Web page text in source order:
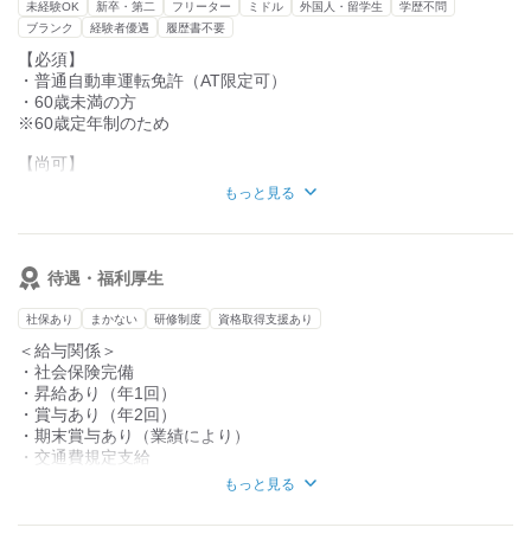
「面接希望です！」とお伝えください♪
※採用担当の都合により別日に
調整させていただく場合がございます！
【応募者全員と面接いたします！！】
＼年齢・経験不問／
倉庫作業のお仕事を、本当にイチからお伝えします。
分からないことがあったら
なんでも質問してくださいね♪
未経験OK 新卒・第二 フリーター ミドル 外国人・留学生
学歴不問
ブランク
経験者優遇 履歴書不要
【必須】
・普通自動車運転免許（AT限定可）
・60歳未満の方
※60歳定年制のため
【尚可】
・倉庫・物流業務経験がある方もっと見る
待遇・福利厚生
社保あり まかない 研修制度 資格取得支援あり
＜給与関係＞
・社会保険完備
・昇給あり（年1回）
・賞与あり（年2回）
・期末賞与あり（業績により）
・交通費規定支給
もっと見る